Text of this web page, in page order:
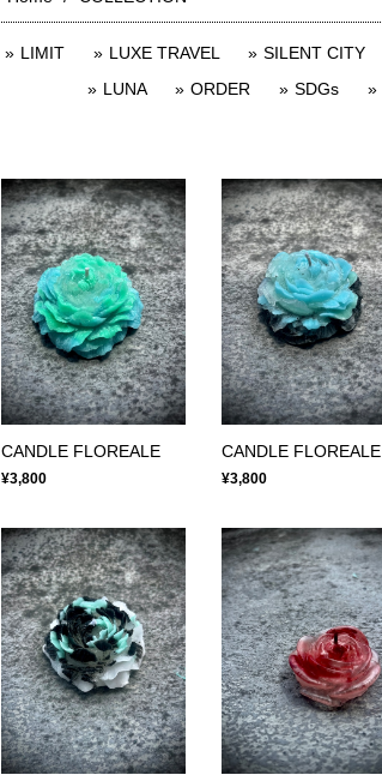
LIMIT LUXE TRAVEL SILENT CITY
LUNA
ORDER SDGs
CANDLE FLOREALE
¥3,800
CANDLE FLOREALE
¥3,800